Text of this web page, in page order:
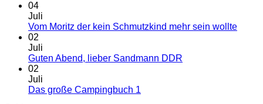
04
Juli
Vom Moritz der kein Schmutzkind mehr sein wollte
02
Juli
Guten Abend, lieber Sandmann DDR
02
Juli
Das große Campingbuch 1